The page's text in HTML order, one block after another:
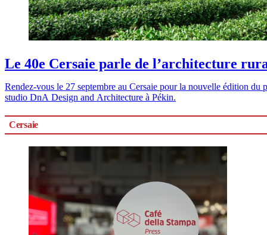
Le 40e Cersaie parle de l’architecture
Rendez-vous le 27 septembre au Cersaie pour la nouvelle édition
studio DnA Design and Architecture à Pékin.
Cersaie